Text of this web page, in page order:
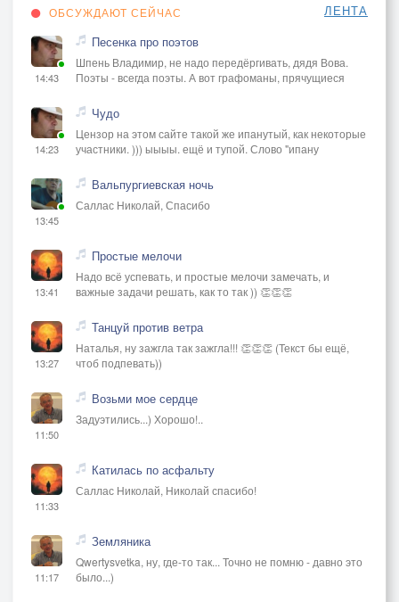
ОБСУЖДАЮТ СЕЙЧАС ЛЕНТА
14:43
Песенка про поэтов
Шпень Владимир, не надо передёргивать, дядя Вова.
Поэты - всегда поэты. А вот графоманы, прячущиеся
14:23
Чудо
Цензор на этом сайте такой же ипанутый, как некоторые
участники. ))) ыыыы. ещё и тупой. Слово "ипану
13:45
Вальпургиевская ночь
Саллас Николай, Спасибо
13:41
Простые мелочи
Надо всё успевать, и простые мелочи замечать, и
важные задачи решать, как то так )) 👏👏👏
13:27
Танцуй против ветра
Наталья, ну зажгла так зажгла!!! 👏👏👏 (Текст бы ещё,
чтоб подпевать))
11:50
Возьми мое сердце
Задуэтились...) Хорошо!..
11:33
Катилась по асфальту
Саллас Николай, Николай спасибо!
11:17
Земляника
Qwertysvetka, ну, где-то так... Точно не помню - давно это
было...)